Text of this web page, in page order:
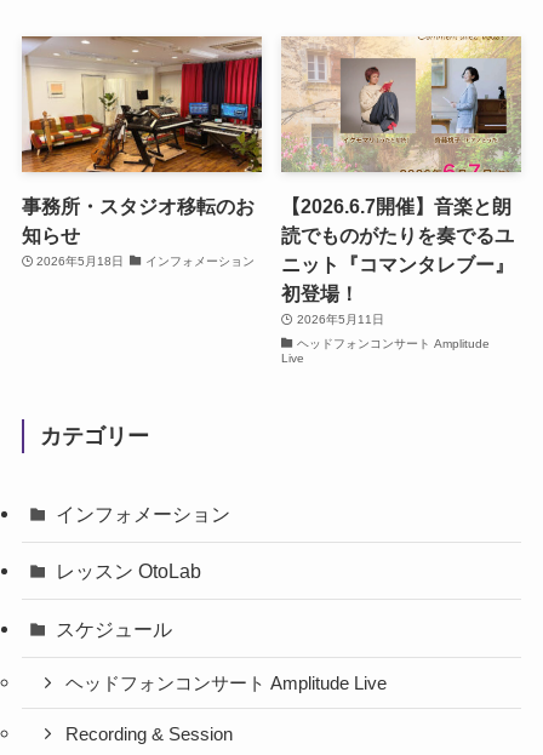
事務所・スタジオ移転のお
知らせ
2026年5月18日 インフォメーション
【2026.6.7開催】音楽と朗
読でものがたりを奏でるユ
ニット『コマンタレブー』
初登場！
2026年5月11日
ヘッドフォンコンサート Amplitude
Live
カテゴリー
インフォメーション
レッスン OtoLab
スケジュール
ヘッドフォンコンサート Amplitude Live
Recording & Session